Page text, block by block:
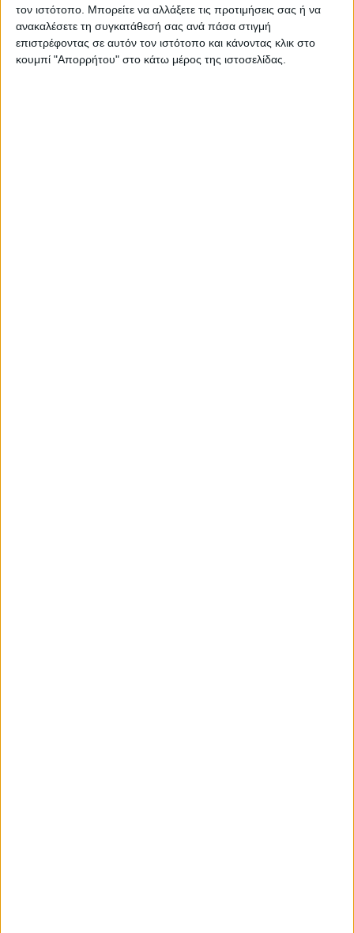
τον ιστότοπο. Μπορείτε να αλλάξετε τις προτιμήσεις σας ή να
ανακαλέσετε τη συγκατάθεσή σας ανά πάσα στιγμή
επιστρέφοντας σε αυτόν τον ιστότοπο και κάνοντας κλικ στο
κουμπί "Απορρήτου" στο κάτω μέρος της ιστοσελίδας.
Το ατύχημα στην πρώτη στροφή του Balaton Park
επηρέασε αρκετούς πρωταγωνιστές. Ο Fabio Di
Giannantonio βρέθηκε τελευταίος μετά τη σύγκρουση